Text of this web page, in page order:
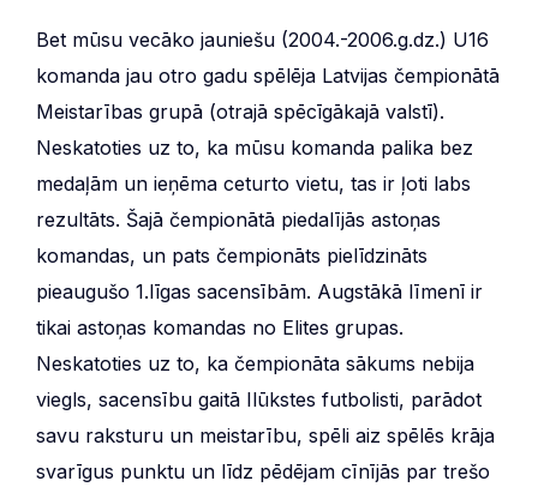
Bet mūsu vecāko jauniešu (2004.-2006.g.dz.) U16
komanda jau otro gadu spēlēja Latvijas čempionātā
Meistarības grupā (otrajā spēcīgākajā valstī).
Neskatoties uz to, ka mūsu komanda palika bez
medaļām un ieņēma ceturto vietu, tas ir ļoti labs
rezultāts. Šajā čempionātā piedalījās astoņas
komandas, un pats čempionāts pielīdzināts
pieaugušo 1.līgas sacensībām. Augstākā līmenī ir
tikai astoņas komandas no Elites grupas.
Neskatoties uz to, ka čempionāta sākums nebija
viegls, sacensību gaitā Ilūkstes futbolisti, parādot
savu raksturu un meistarību, spēli aiz spēlēs krāja
svarīgus punktu un līdz pēdējam cīnījās par trešo